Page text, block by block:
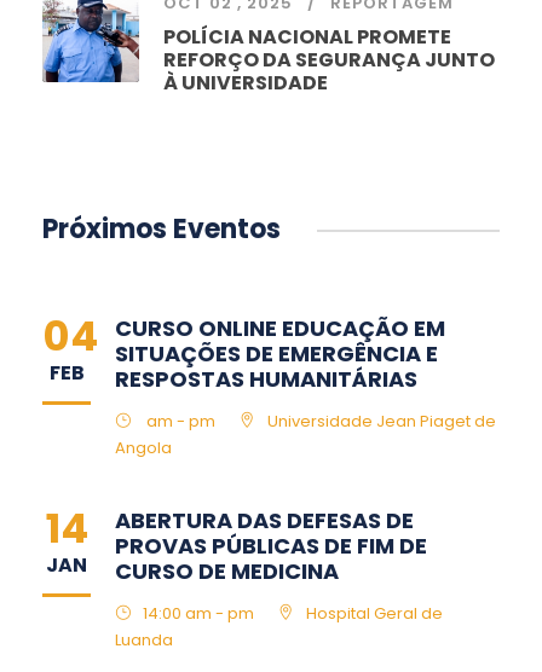
POLÍCIA NACIONAL PROMETE
REFORÇO DA SEGURANÇA JUNTO
À UNIVERSIDADE
Próximos Eventos
04
FEB
CURSO ONLINE EDUCAÇÃO EM
SITUAÇÕES DE EMERGÊNCIA E
RESPOSTAS HUMANITÁRIAS
am - pm
Universidade Jean Piaget de
Angola
14
JAN
ABERTURA DAS DEFESAS DE
PROVAS PÚBLICAS DE FIM DE
CURSO DE MEDICINA
14:00 am - pm
Hospital Geral de
Luanda